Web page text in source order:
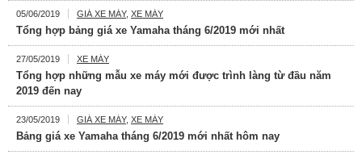
05/06/2019 GIÁ XE MÁY, XE MÁY
Tổng hợp bảng giá xe Yamaha tháng 6/2019 mới nhất
27/05/2019 XE MÁY
Tổng hợp những mẫu xe máy mới được trình làng từ đầu năm
2019 đến nay
23/05/2019 GIÁ XE MÁY, XE MÁY
Bảng giá xe Yamaha tháng 6/2019 mới nhất hôm nay